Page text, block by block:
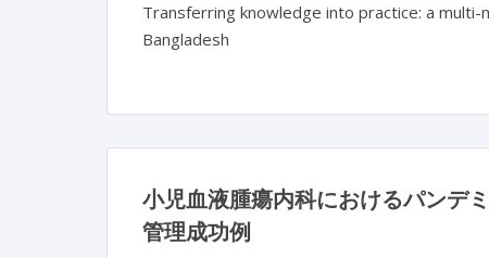
Transferring knowledge into practice: a
Bangladesh
小児血液腫瘍内科におけるパンデ
管理成功例